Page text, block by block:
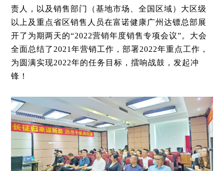
责人，以及销售部门（基地市场、全国区域）大区级
以上及重点省区销售人员在富诺健康广州达镖总部展
开了为期两天的“2022营销年度销售专项会议”。大会
全面总结了2021年营销工作，部署2022年重点工作，
为圆满实现2022年的任务目标，擂响战鼓，发起冲
锋！